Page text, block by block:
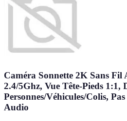
Caméra Sonnette 2K Sans Fil
2.4/5Ghz, Vue Tête-Pieds 1:1,
Personnes/Véhicules/Colis,
Audio